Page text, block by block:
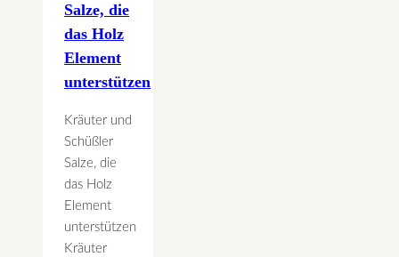
Salze, die
das Holz
Element
unterstützen
Kräuter und
Schüßler
Salze, die
das Holz
Element
unterstützen
Kräuter